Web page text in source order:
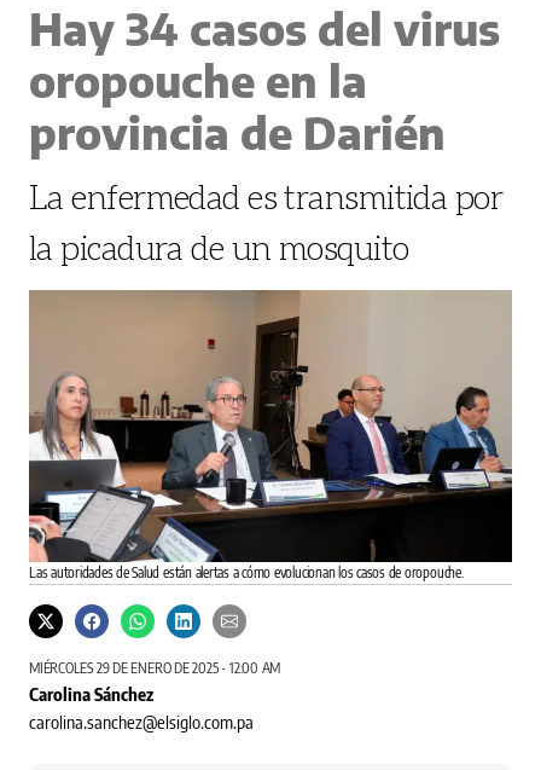
Hay 34 casos del virus
oropouche en la
provincia de Darién
La enfermedad es transmitida por
la picadura de un mosquito
Las autoridades de Salud están alertas a cómo evolucionan los casos de oropouche.
MIÉRCOLES 29 DE ENERO DE 2025 - 12:00 AM
Carolina Sánchez
carolina.sanchez@elsiglo.com.pa